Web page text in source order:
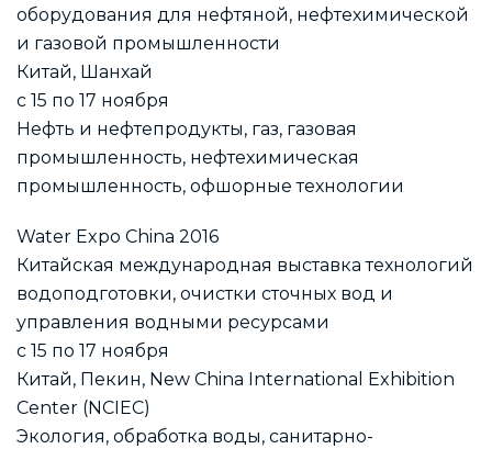
оборудования для нефтяной, нефтехимической
и газовой промышленности
Китай, Шанхай
с 15 по 17 ноября
Нефть и нефтепродукты, газ, газовая
промышленность, нефтехимическая
промышленность, офшорные технологии
Water Expo China 2016
Китайская международная выставка технологий
водоподготовки, очистки сточных вод и
управления водными ресурсами
с 15 по 17 ноября
Китай, Пекин, New China International Exhibition
Center (NCIEC)
Экология, обработка воды, санитарно-